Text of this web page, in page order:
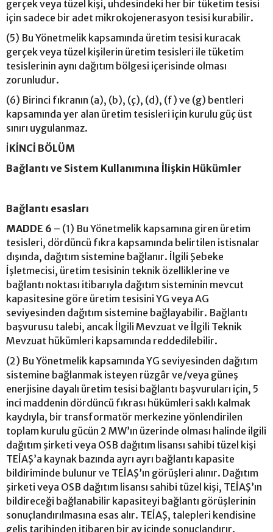
gerçek veya tüzel kişi, uhdesindeki her bir tüketim tesisi
için sadece bir adet mikrokojenerasyon tesisi kurabilir.
(5) Bu Yönetmelik kapsamında üretim tesisi kuracak
gerçek veya tüzel kişilerin üretim tesisleri ile tüketim
tesislerinin aynı dağıtım bölgesi içerisinde olması
zorunludur.
(6) Birinci fıkranın (a), (b), (ç), (d), (f) ve (g) bentleri
kapsamında yer alan üretim tesisleri için kurulu güç üst
sınırı uygulanmaz.
İKİNCİ BÖLÜM
Bağlantı ve Sistem Kullanımına İlişkin Hükümler
Bağlantı esasları
MADDE 6 – (1) Bu Yönetmelik kapsamına giren üretim
tesisleri, dördüncü fıkra kapsamında belirtilen istisnalar
dışında, dağıtım sistemine bağlanır. İlgili Şebeke
İşletmecisi, üretim tesisinin teknik özelliklerine ve
bağlantı noktası itibarıyla dağıtım sisteminin mevcut
kapasitesine göre üretim tesisini YG veya AG
seviyesinden dağıtım sistemine bağlayabilir. Bağlantı
başvurusu talebi, ancak İlgili Mevzuat ve İlgili Teknik
Mevzuat hükümleri kapsamında reddedilebilir.
(2) Bu Yönetmelik kapsamında YG seviyesinden dağıtım
sistemine bağlanmak isteyen rüzgâr ve/veya güneş
enerjisine dayalı üretim tesisi bağlantı başvuruları için, 5
inci maddenin dördüncü fıkrası hükümleri saklı kalmak
kaydıyla, bir transformatör merkezine yönlendirilen
toplam kurulu gücün 2 MW’ın üzerinde olması halinde ilgili
dağıtım şirketi veya OSB dağıtım lisansı sahibi tüzel kişi
TEİAŞ’a kaynak bazında ayrı ayrı bağlantı kapasite
bildiriminde bulunur ve TEİAŞ’ın görüşleri alınır. Dağıtım
şirketi veya OSB dağıtım lisansı sahibi tüzel kişi, TEİAŞ’ın
bildireceği bağlanabilir kapasiteyi bağlantı görüşlerinin
sonuçlandırılmasına esas alır. TEİAŞ, talepleri kendisine
geliş tarihinden itibaren bir ay içinde sonuçlandırır.